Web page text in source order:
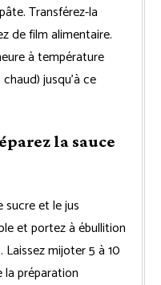
Transférez-la
de film alimentaire.
à température
jusqu’à ce
la sauce
sucre et le jus
et portez à ébullition
mijoter 5 à 10
la préparation